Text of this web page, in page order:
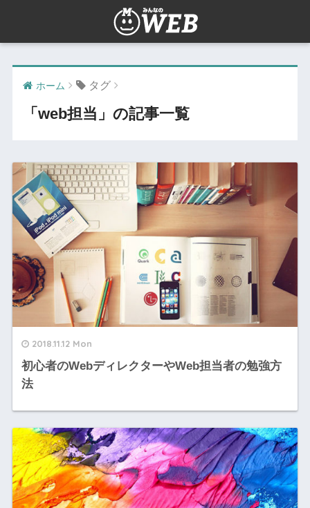
ホーム タグ
「web担当」の記事一覧
2018.11.12 Mon
初心者のWebディレクターやWeb担当者の勉強方
法